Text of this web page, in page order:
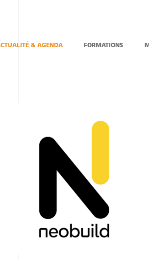
& AGENDA FORMATIONS